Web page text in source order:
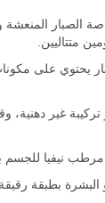
متتاليين.
على مكونات
تركيبة غير
نيفيا للجسم
البشرة بطبقة